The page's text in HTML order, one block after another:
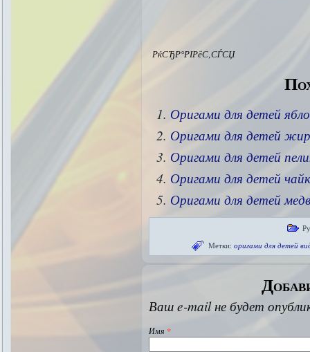
РќСЂР°РІРёС‚СЃСЏ
Оригами для детей
Оригами для детей
Оригами для детей
Оригами для детей
Оригами для детей
Метки: оригами для детей
Ваш e-mail не будет
Имя *